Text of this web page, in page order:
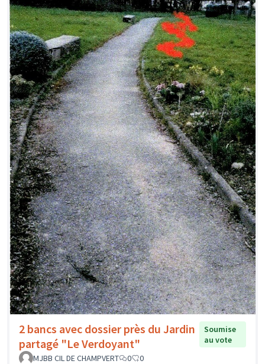
2 bancs avec dossier près du Jardin
partagé "Le Verdoyant"
Soumise
au vote
MJBB CIL DE CHAMPVERT
0 0